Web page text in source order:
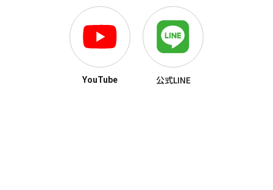
YouTube 公式LINE